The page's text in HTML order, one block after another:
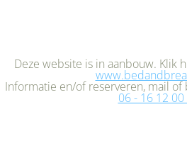
Deze website is in aanbouw. Klik
Informatie en/of reserveren, mail of
06 - 16 12 00